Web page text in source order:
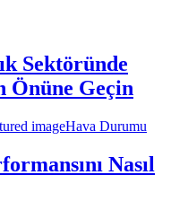
Sektöründe
Önüne Geçin
Hava Durumu
Nasıl